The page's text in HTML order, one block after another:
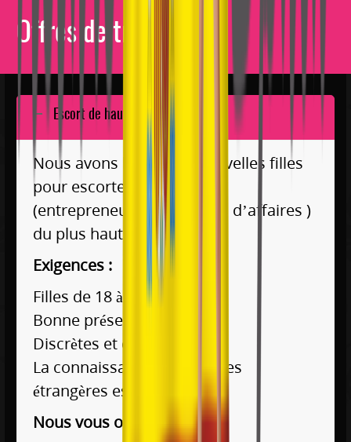
Offres de travail
Escort de haut standing
Nous avons besoin de nouvelles filles
pour escorter nos clients
(entrepreneurs et hommes d’affaires )
du plus haut niveau.
Exigences :
Filles de 18 à 35 ans
Bonne présentation
Discrètes et cultivées
La connaissance des langues
étrangères est un plus !
Nous vous offrons: